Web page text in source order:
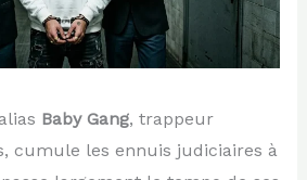
Baby Gang, trappeur
cumule les ennuis judiciaires à